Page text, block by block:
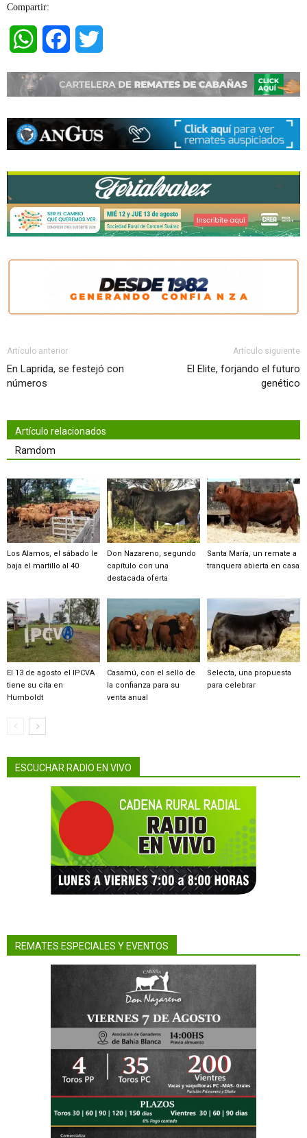
Compartir:
WhatsAppFacebook
Artículo anterior
En Laprida, se festejó con
números
Artículo siguiente
El Elite, forjando el futuro
genético
Artículo relacionados
Ramdom
Los Alamos, el sábado le
baja el martillo al 40
Don Nazareno, segundo
capítulo con una
destacada oferta
Santa María, un remate a
tranquera abierta en casa
El 13 de agosto el IPCVA
tiene su cita en
Humboldt
Casamú, con el sello de
la confianza para su
venta anual
Selecta, una propuesta
para celebrar
ESCUCHAR RADIO EN VIVO
REMATES ESPECIALES Y EVENTOS